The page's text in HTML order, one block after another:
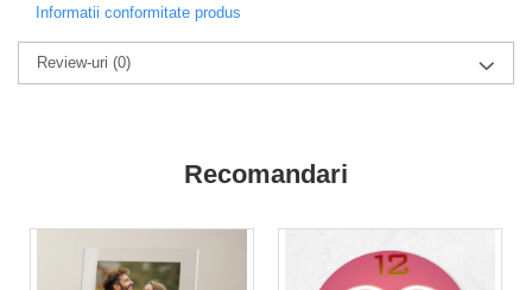
toata atentia. De cele mai multe ori gustam
cu ochii,iar anticiparea primei inghitituri din
vinul oferit de tine va fi amplificata la
Informatii conformitate produs
Review-uri (0)
Recomandari